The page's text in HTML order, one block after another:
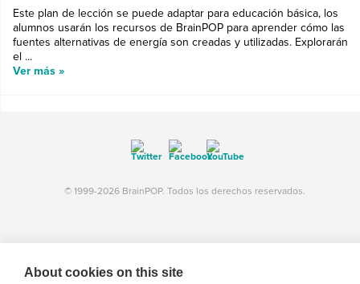
Este plan de lección se puede adaptar para educación básica, los
alumnos usarán los recursos de BrainPOP para aprender cómo las
fuentes alternativas de energía son creadas y utilizadas. Explorarán
el ...
Ver más »
© 1999-2026 BrainPOP. Todos los derechos reservados.
About cookies on this site